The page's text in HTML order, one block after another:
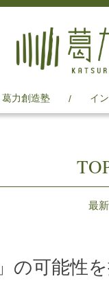
葛力創造塾 イ
最
の可能性